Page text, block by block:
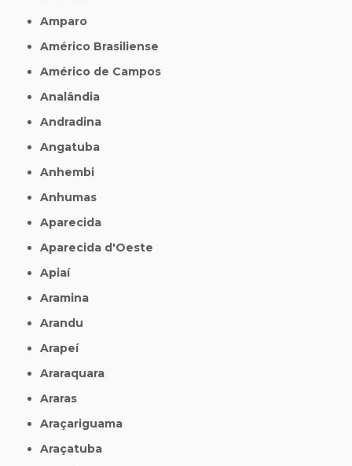
Amparo
Américo Brasiliense
Américo de Campos
Analândia
Andradina
Angatuba
Anhembi
Anhumas
Aparecida
Aparecida d'Oeste
Apiaí
Aramina
Arandu
Arapeí
Araraquara
Araras
Araçariguama
Araçatuba